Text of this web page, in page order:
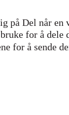
på Del når en
for å dele
for å sende